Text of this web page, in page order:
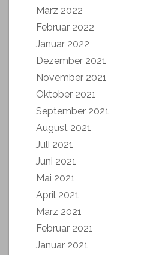
März 2022
Februar 2022
Januar 2022
Dezember 2021
November 2021
Oktober 2021
September 2021
August 2021
Juli 2021
Juni 2021
Mai 2021
April 2021
März 2021
Februar 2021
Januar 2021